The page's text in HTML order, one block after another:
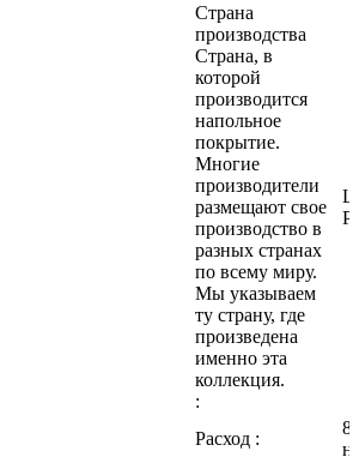
Страна
производства
Страна, в
которой
производится
напольное
покрытие.
Многие
производители
размещают свое
производство в
разных странах
по всему миру.
Мы указываем
ту страну, где
произведена
именно эта
коллекция.
:
Расход :